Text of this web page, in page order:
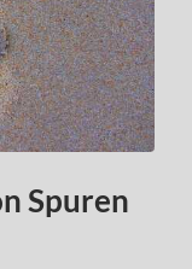
Spuren